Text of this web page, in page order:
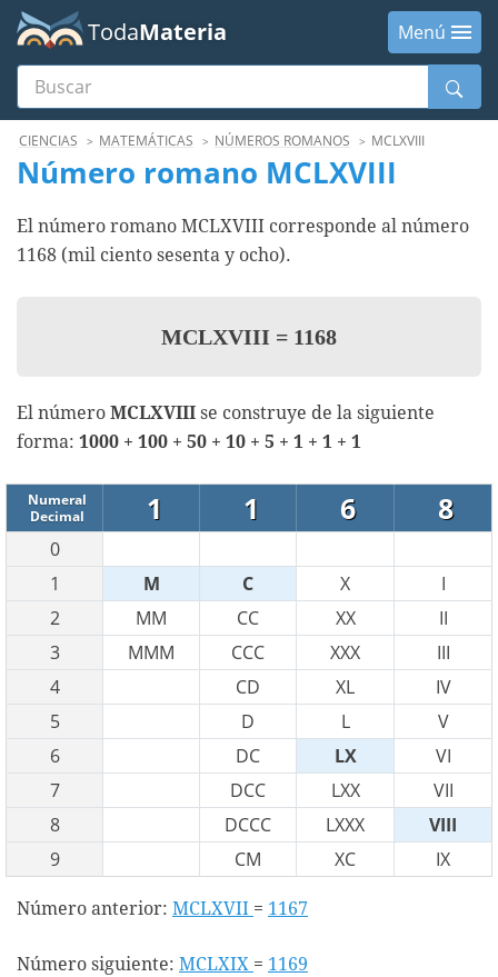
TodaMateria
Menú
Buscar
MenúCIENCIAS MATEMÁTICAS NÚMEROS ROMANOS MCLXVIII
Número romano MCLXVIII
El número romano MCLXVIII corresponde al número
1168 (mil ciento sesenta y ocho).
MCLXVIII = 1168
El número MCLXVIII se construye de la siguiente
forma: 1000 + 100 + 50 + 10 + 5 + 1 + 1 + 1
Numeral
Decimal
1 1 6 8
0
1
M C X
I
2
MM CC XX
II
3
MMM CCC XXX
III
4
CD XL
IV
5
D L
V
6
DC LX
VI
7
DCC LXX
VII
8
DCCC LXXX
VIII
9
CM XC IX
Número anterior: MCLXVII = 1167
Número siguiente: MCLXIX = 1169